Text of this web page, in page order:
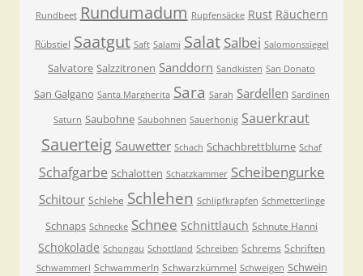
Rundbeet Rundumadum Rupfensäcke Rust Räuchern
Rübstiel Saatgut Saft Salami Salat Salbei Salomonssiegel
Salvatore Salzzitronen Sanddorn Sandkisten San Donato
San Galgano Santa Margherita Sara Sarah Sardellen Sardinen
Saturn Saubohne Saubohnen Sauerhonig Sauerkraut
Sauerteig Sauwetter Schach Schachbrettblume Schaf
Schafgarbe Schalotten Schatzkammer Scheibengurke
Schitour Schlehe Schlehen Schlipfkrapfen Schmetterlinge
Schnaps Schnecke Schnee Schnittlauch Schnute Hanni
Schokolade Schongau Schottland Schreiben Schrems Schriften
Schwammerl Schwammerln Schwarzkümmel Schweigen Schwein